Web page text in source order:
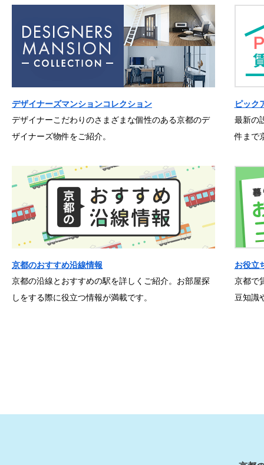
デザイナーズマンションコレクション
デザイナーこだわりのさまざまな個性のある京都のデ
ザイナーズ物件をご紹介。
ピック
最新の
件まで
京都のおすすめ沿線情報
京都の沿線とおすすめの駅を詳しくご紹介。お部屋探
しをする際に役立つ情報が満載です。
お役立
京都で
豆知識